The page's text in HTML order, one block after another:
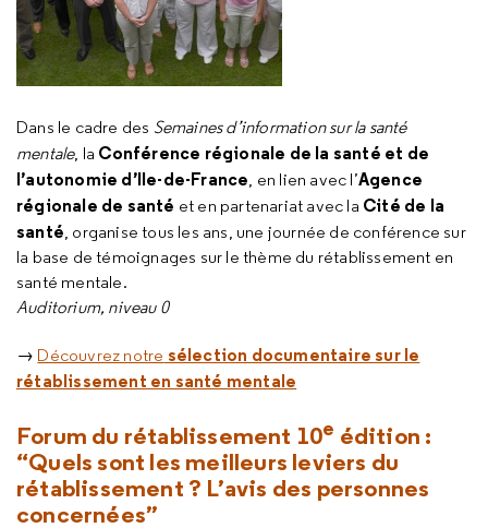
Dans le cadre des Semaines d’information sur la santé
mentale, la Conférence régionale de la santé et de
l’autonomie d’Ile-de-France, en lien avec l’Agence
régionale de santé et en partenariat avec la Cité de la
santé, organise tous les ans, une journée de conférence sur
la base de témoignages sur le thème du rétablissement en
santé mentale.
Auditorium, niveau 0
→ Découvrez notre sélection documentaire sur le
rétablissement en santé mentale
Forum du rétablissement 10e édition :
“Quels sont les meilleurs leviers du
rétablissement ? L’avis des personnes
concernées”